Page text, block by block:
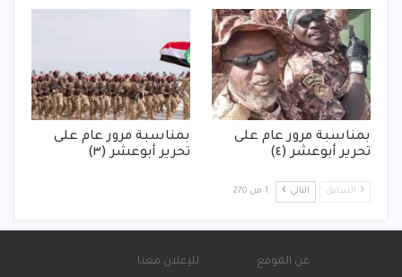
بمناسبة مرور عام على
تحرير أبوعشر (٤)
بمناسبة مرور عام على
تحرير أبوعشر (٣)
السابق التالي 1 من 270
عن الموقع للإعلان معنا